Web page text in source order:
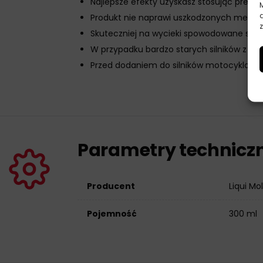
Produkt nie naprawi uszkodzonych
Skuteczniej na wycieki spowodowane
W przypadku bardzo starych silników z
Przed dodaniem do silników
Parametry
Producent Liqui
Pojemność 300 ml